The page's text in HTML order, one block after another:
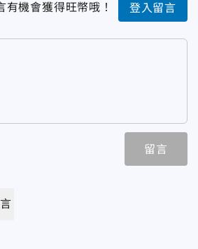
有機會獲得旺幣哦！ 登入留言
留言